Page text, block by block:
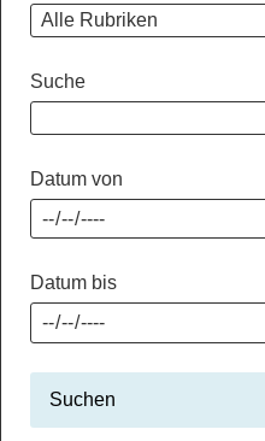
Suche
Datum von
Datum bis
Suchen